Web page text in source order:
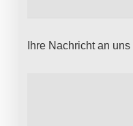
Ihre Nachricht an uns